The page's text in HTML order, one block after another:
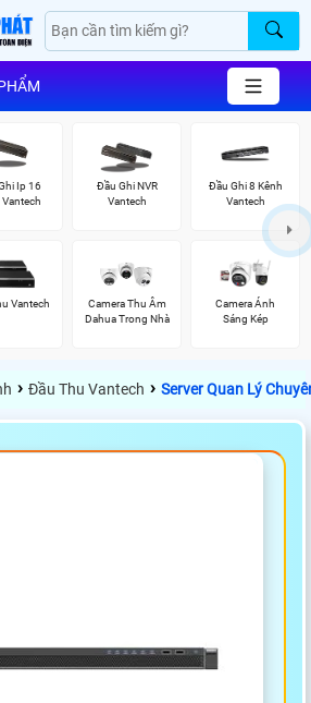
Ip 16
Vantech
Đầu Ghi NVR
Vantech
Đầu Ghi 8 Kênh
Vantech
Vantech
Camera Thu Âm
Dahua Trong Nhà
Camera Ánh
Sáng Kép
› Đầu Thu Vantech › Server Quan Lý